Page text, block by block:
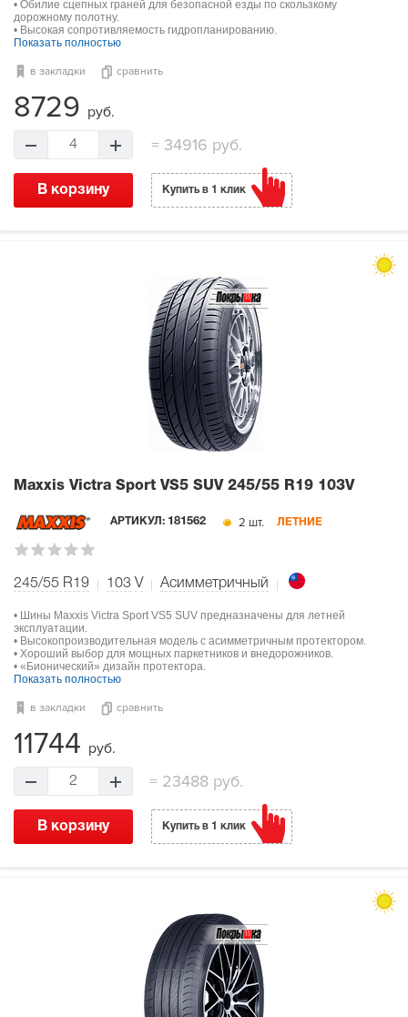
• Обилие сцепных граней для безопасной езды по скользкому
дорожному полотну.
• Высокая сопротивляемость гидропланированию.
Показать полностью
в закладки сравнить
8729 руб.
4 =34916 руб.
В корзину Купить в 1 клик
Maxxis Victra Sport VS5 SUV 245/55 R19 103V
АРТИКУЛ: 181562 2 шт. ЛЕТНИЕ
245/55 R19 103 V Асимметричный
• Шины Maxxis Victra Sport VS5 SUV предназначены для летней
эксплуатации.
• Высокопроизводительная модель с асимметричным протектором.
• Хороший выбор для мощных паркетников и внедорожников.
• «Бионический» дизайн протектора.
Показать полностью
в закладки сравнить
11744 руб.
2 = 23488 руб.
В корзину Купить в 1 клик